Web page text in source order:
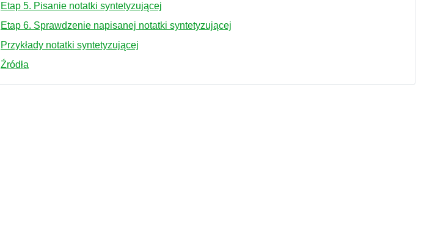
Etap 5. Pisanie notatki syntetyzującej
Etap 6. Sprawdzenie napisanej notatki syntetyzującej
Przykłady notatki syntetyzującej
Źródła